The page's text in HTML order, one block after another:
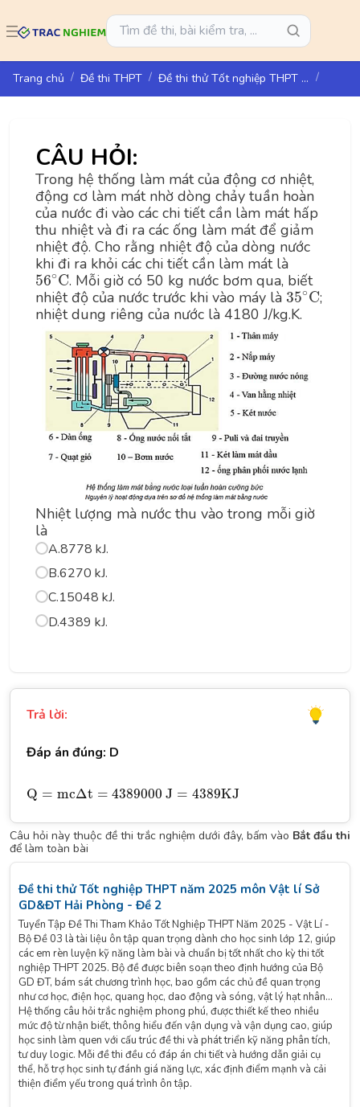
Trang chủ Đề thi THPT Đề thi thử Tốt nghiệp THPT năm 2025 môn Vật lí Sở GD&ĐT Hải Phòng
CÂU HỎI:
Trong hệ thống làm mát của động cơ nhiệt,
động cơ làm mát nhờ dòng chảy tuần hoàn
của nước đi vào các chi tiết cần làm mát hấp
thu nhiệt và đi ra các ống làm mát để giảm
nhiệt độ. Cho rằng nhiệt độ của dòng nước
khi đi ra khỏi các chi tiết cần làm mát là
56∘C
56∘C. Mỗi giờ có 50 kg nước bơm qua, biết
nhiệt độ của nước trước khi vào máy là 35∘C
35∘C;
nhiệt dung riêng của nước là 4180 J/kg.K.
Nhiệt lượng mà nước thu vào trong mỗi giờ
là
A.8778 kJ.
B.6270 kJ.
C.15048 kJ.
D.4389 kJ.
Trả lời:
Đáp án đúng: D
Q = mcΔt = 4389000 J = 4389KJ
Q =m cΔt =4389000 J=4389 KJ
Câu hỏi này thuộc đề thi trắc nghiệm dưới đây, bấm vào Bắt đầu thi
để làm toàn bài
Đề thi thử Tốt nghiệp THPT năm 2025 môn Vật lí Sở
GD&ĐT Hải Phòng - Đề 2
Tuyển Tập Đề Thi Tham Khảo Tốt Nghiệp THPT Năm 2025 - Vật Lí -
Bộ Đề 03 là tài liệu ôn tập quan trọng dành cho học sinh lớp 12, giúp
các em rèn luyện kỹ năng làm bài và chuẩn bị tốt nhất cho kỳ thi tốt
nghiệp THPT 2025. Bộ đề được biên soạn theo định hướng của Bộ
GD ĐT, bám sát chương trình học, bao gồm các chủ đề quan trọng
như cơ học, điện học, quang học, dao động và sóng, vật lý hạt nhân…
Hệ thống câu hỏi trắc nghiệm phong phú, được thiết kế theo nhiều
mức độ từ nhận biết, thông hiểu đến vận dụng và vận dụng cao, giúp
học sinh làm quen với cấu trúc đề thi và phát triển kỹ năng phân tích,
tư duy logic. Mỗi đề thi đều có đáp án chi tiết và hướng dẫn giải cụ
thể, hỗ trợ học sinh tự đánh giá năng lực, xác định điểm mạnh và cải
thiện điểm yếu trong quá trình ôn tập.